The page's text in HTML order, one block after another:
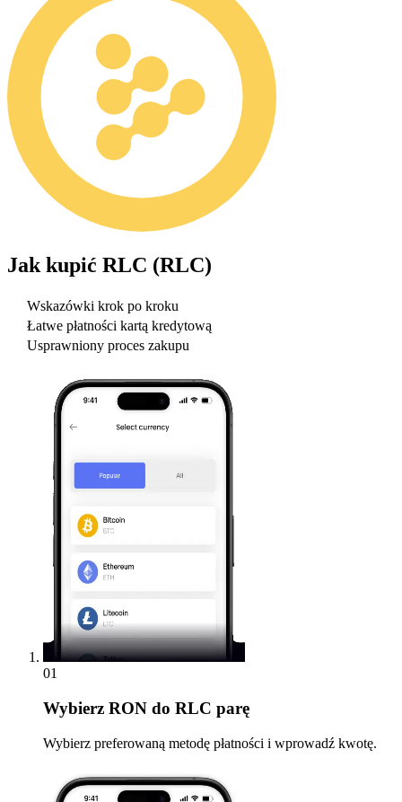
Jak kupić RLC (RLC)
Wskazówki krok po kroku
Łatwe płatności kartą kredytową
Usprawniony proces zakupu
01
Wybierz RON do RLC parę
Wybierz preferowaną metodę płatności i wprowadź kwotę.